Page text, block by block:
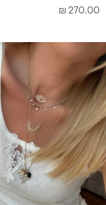
₪ 270.00